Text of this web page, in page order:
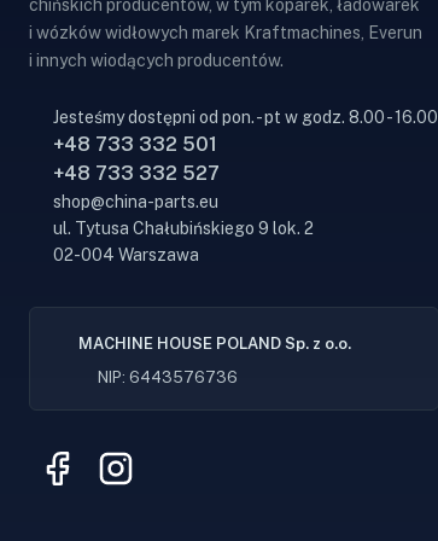
chińskich producentów, w tym koparek, ładowarek
i wózków widłowych marek Kraftmachines, Everun
i innych wiodących producentów.
Jesteśmy dostępni od pon. - pt w godz. 8.00 - 16.00
+48 733 332 501
+48 733 332 527
shop@china-parts.eu
ul. Tytusa Chałubińskiego 9 lok. 2
02-004 Warszawa
MACHINE HOUSE POLAND Sp. z o.o.
NIP: 6443576736